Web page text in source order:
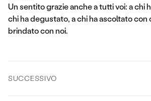
Un sentito grazie anche a tutti voi: a chi
chi ha degustato, a chi ha ascoltato con
brindato con noi.
SUCCESSIVO